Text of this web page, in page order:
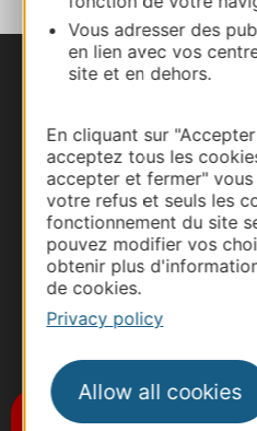
Vous adresser des
en lien avec vos
site et en dehors.
En cliquant sur
acceptez tous les
accepter et fermer"
votre refus et seuls les
fonctionnement du site
pouvez modifier vos
obtenir plus
de cookies.
Privacy policy
Allow all cookies
Subscribe to